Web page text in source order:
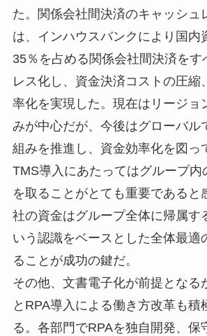
た。関係会社間決済のキャッシュ
は、インハウスバンクにより国内
35％を占める関係会社間決済をす
レス化し、資金決済コストの圧縮
率化を実現した。現在はリージョ
みが中心だが、今後はグローバル
組みを推進し、資金効率化を図っ
TMS導入にあたってはグループ内
を取ることがとても重要であると
社の資金はグループ全体に帰属す
いう認識をベースとした全体最適
ることが成功の鍵だ。
その他、文書電子化が前提となる
とRPA導入による働き方改革も積
る。各部門でRPAを独自開発、保